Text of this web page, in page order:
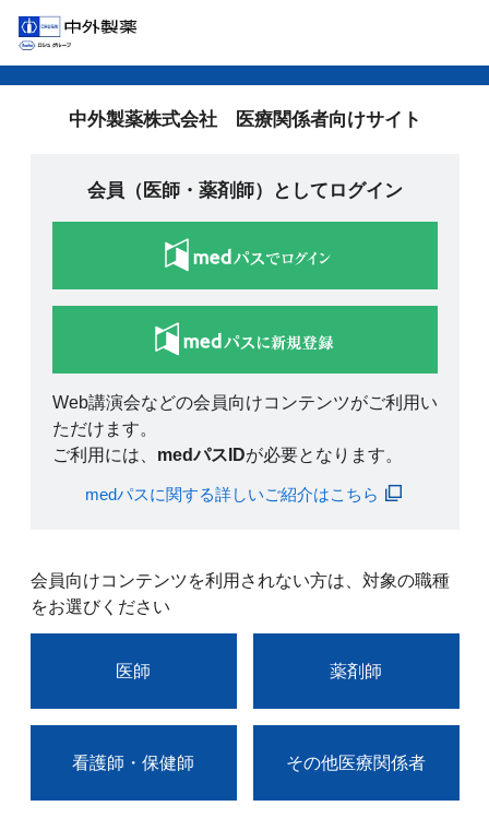
中外製薬株式会社 医療関係者向けサイト
会員（医師・薬剤師）としてログイン
Web講演会などの会員向けコンテンツがご利用い
ただけます。
ご利用には、 medパスIDが必要となります。
medパスに関する詳しいご紹介はこちら
会員向けコンテンツを利用されない方は、対象の職種
をお選びください
医師 薬剤師
看護師・保健師 その他医療関係者